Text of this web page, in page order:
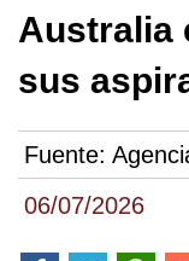
06/07/2026
Australia
sus
Fuente: